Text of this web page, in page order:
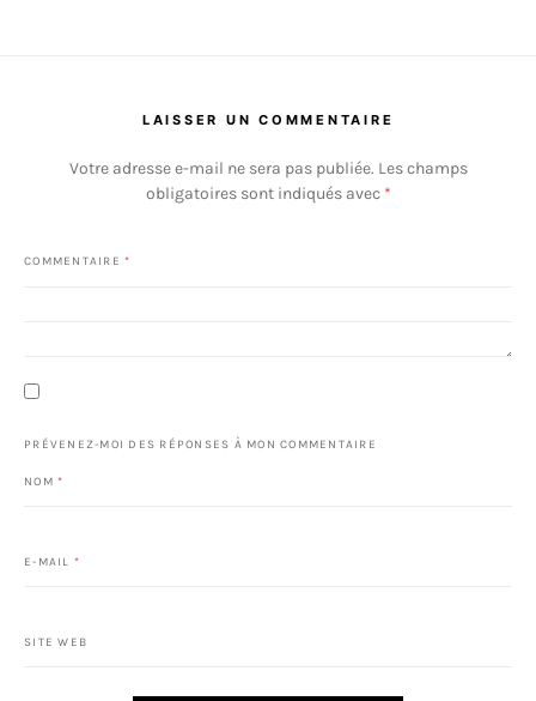
LAISSER UN COMMENTAIRE
Votre adresse e-mail ne sera pas publiée. Les champs
obligatoires sont indiqués avec *
COMMENTAIRE *
PRÉVENEZ-MOI DES RÉPONSES À MON COMMENTAIRE
NOM *
E-MAIL *
SITE WEB